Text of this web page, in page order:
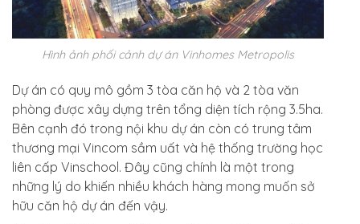
Hình ảnh phối cảnh dự án Vinhomes Metropolis
Dự án có quy mô gồm 3 tòa căn hộ và 2 tòa văn
phòng được xây dựng trên tổng diện tích rộng 3.5ha.
Bên cạnh đó trong nội khu dự án còn có trung tâm
thương mại Vincom sầm uất và hệ thống trường học
liên cấp Vinschool. Đây cũng chính là một trong
những lý do khiến nhiều khách hàng mong muốn sở
hữu căn hộ dự án đến vậy.